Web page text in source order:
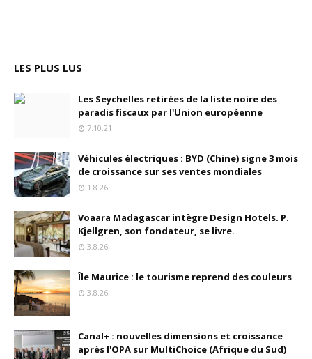
LES PLUS LUS
Les Seychelles retirées de la liste noire des
paradis fiscaux par l'Union européenne
7.10.21
Véhicules électriques : BYD (Chine) signe 3 mois
de croissance sur ses ventes mondiales
1.8.26
Voaara Madagascar intègre Design Hotels. P.
Kjellgren, son fondateur, se livre.
3.8.26
Île Maurice : le tourisme reprend des couleurs
3.8.26
Canal+ : nouvelles dimensions et croissance
après l'OPA sur MultiChoice (Afrique du Sud)